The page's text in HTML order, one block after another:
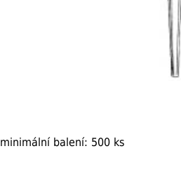
minimální balení: 500 ks